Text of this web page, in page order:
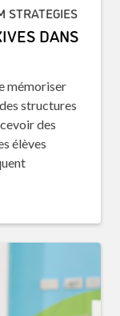
STRATEGIES
DANS
mémoriser
structures
des
élèves